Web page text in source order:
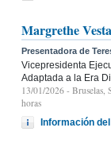
Margrethe
Presentadora de
Vicepresidenta
Adaptada a la Era
13/01/2026 - Bruselas,
horas
Información